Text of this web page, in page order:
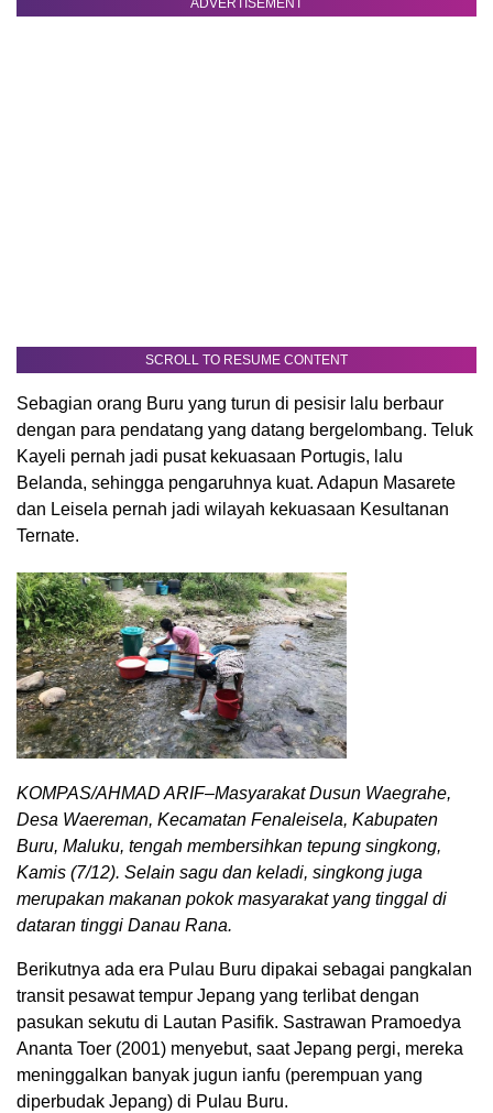
ADVERTISEMENT
SCROLL TO RESUME CONTENT
Sebagian orang Buru yang turun di pesisir lalu berbaur
dengan para pendatang yang datang bergelombang. Teluk
Kayeli pernah jadi pusat kekuasaan Portugis, lalu
Belanda, sehingga pengaruhnya kuat. Adapun Masarete
dan Leisela pernah jadi wilayah kekuasaan Kesultanan
Ternate.
KOMPAS/AHMAD ARIF–Masyarakat Dusun Waegrahe,
Desa Waereman, Kecamatan Fenaleisela, Kabupaten
Buru, Maluku, tengah membersihkan tepung singkong,
Kamis (7/12). Selain sagu dan keladi, singkong juga
merupakan makanan pokok masyarakat yang tinggal di
dataran tinggi Danau Rana.
Berikutnya ada era Pulau Buru dipakai sebagai pangkalan
transit pesawat tempur Jepang yang terlibat dengan
pasukan sekutu di Lautan Pasifik. Sastrawan Pramoedya
Ananta Toer (2001) menyebut, saat Jepang pergi, mereka
meninggalkan banyak jugun ianfu (perempuan yang
diperbudak Jepang) di Pulau Buru.